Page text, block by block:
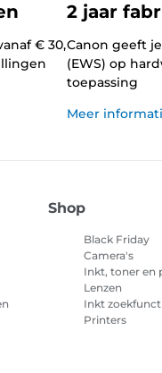
€ 30,
2 jaar
Canon geeft
(EWS) op
toepassing
Meer
Shop
Black Friday
Camera's
Inkt, toner en
Lenzen
Inkt
Printers